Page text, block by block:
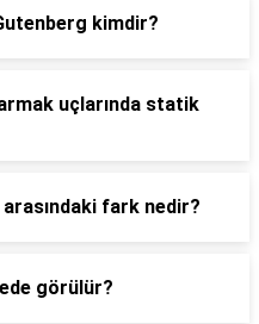
kimdir?
uçlarında statik
fark nedir?
görülür?